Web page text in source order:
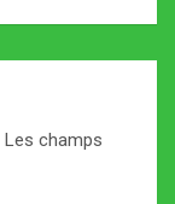
Les champs